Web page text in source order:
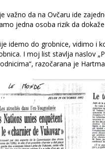
važno da na Ovčaru ide
jedna osoba rizik da
idemo do grobnice, vidimo i
I moj list stavlja naslov
razočarana je